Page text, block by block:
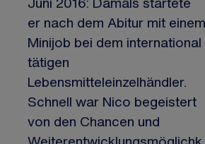
er nach dem Abitur mit einem
Minijob bei dem international
tätigen
Lebensmitteleinzelhändler.
Schnell war Nico begeistert
von den Chancen und